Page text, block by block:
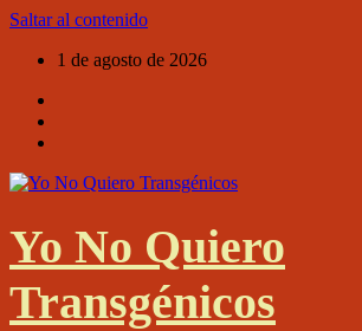
Saltar al contenido
1 de agosto de 2026
Yo No Quiero
Transgénicos